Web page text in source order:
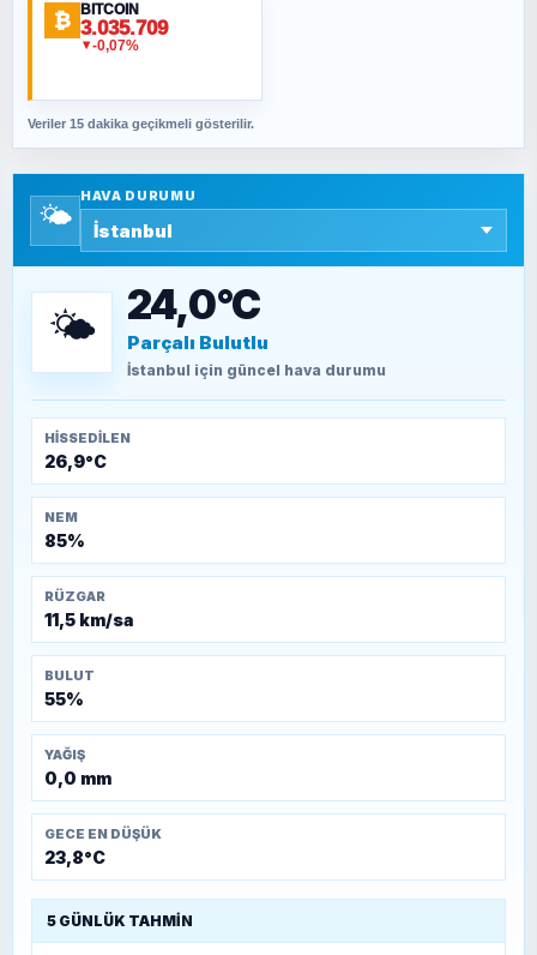
ORHAN KILIÇOĞLU
Özgür Özel’a güvenmeyin, kovun gitsin
SAVAŞ ŞAHİN
SEYFULLAH ÇİÇEK
TEOMAN ALPASLAN
Kütahya-Eskişehir Muharebeleri (10-24
₿ BITCOIN
3.035.709
▼-0,07%
Veriler 15 dakika geçikmeli gösterilir.
🌤️
HAVA DURUMU
🌤️ 24,0°C
Parçalı Bulutlu
İstanbul için güncel hava durumu
HISSEDILEN
26,9°C
NEM
85%
RÜZGAR
11,5 km/sa
BULUT
55%
YAĞIŞ
0,0 mm
GECE EN DÜŞÜK
23,8°C
5 GÜNLÜK TAHMIN